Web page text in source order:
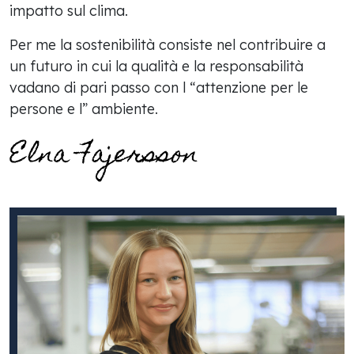
impatto sul clima.
Per me la sostenibilità consiste nel contribuire a
un futuro in cui la qualità e la responsabilità
vadano di pari passo con l “attenzione per le
persone e l” ambiente.